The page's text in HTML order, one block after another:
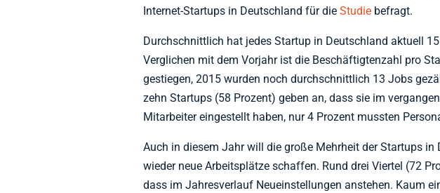
Internet-Startups in Deutschland für dieStudie befragt.
Durchschnittlich hat jedes Startup in Deutschland aktuell
Verglichen mit dem Vorjahr ist die Beschäftigtenzahl pro
gestiegen, 2015 wurden noch durchschnittlich 13 Jobs
zehn Startups (58 Prozent) geben an, dass sie im
Mitarbeiter eingestellt haben, nur 4 Prozent mussten
Auch in diesem Jahr will die große Mehrheit der Startups in
wieder neue Arbeitsplätze schaffen. Rund drei Viertel (72
dass im Jahresverlauf Neueinstellungen anstehen. Kaum